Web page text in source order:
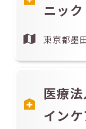
ニック
東京都墨
医療
イン